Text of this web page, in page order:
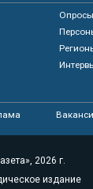
Опросы
2026 г.
издание